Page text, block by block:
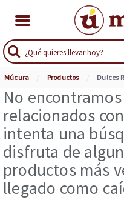
Múcura Productos Dulces
No
relacionados
intenta una
disfruta de
productos más
llegado como